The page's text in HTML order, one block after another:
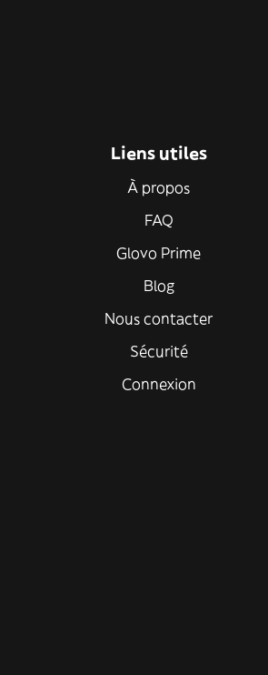
Liens utiles
À propos
FAQ
Glovo Prime
Blog
Nous contacter
Sécurité
Connexion